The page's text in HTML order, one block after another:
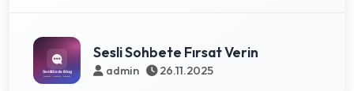
Sesli Sohbete Fırsat Verin
admin 26.11.2025